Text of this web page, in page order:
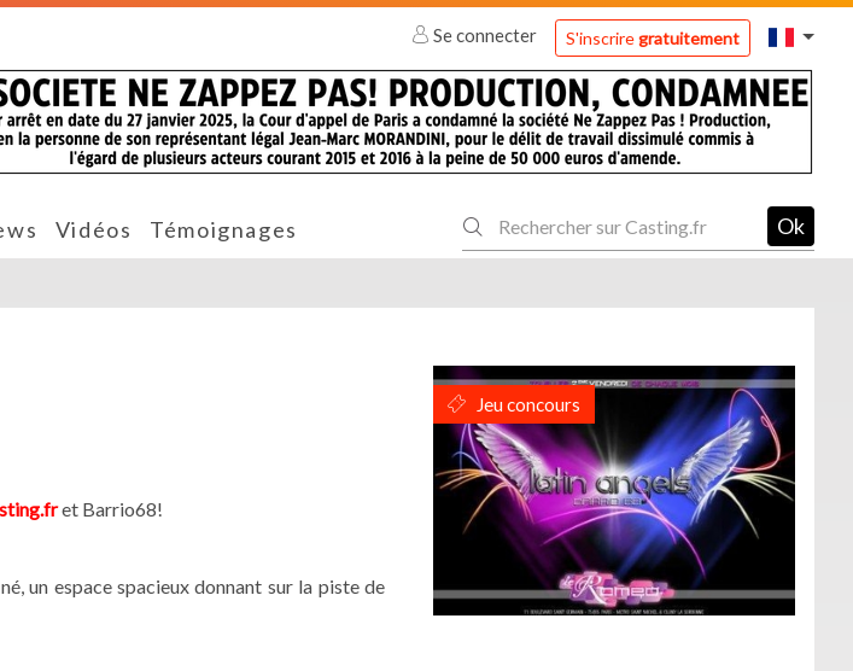
Se connecter S'inscriregratuitement
Vidéos Témoignages Ok
Jeu concours
et Barrio68!
un espace spacieux donnant sur la piste de